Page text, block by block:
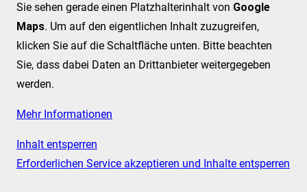
Sie sehen gerade einen Platzhalterinhalt von Google
Maps. Um auf den eigentlichen Inhalt zuzugreifen,
klicken Sie auf die Schaltfläche unten. Bitte beachten
Sie, dass dabei Daten an Drittanbieter weitergegeben
werden.
Mehr Informationen
Inhalt entsperren
Erforderlichen Service akzeptieren und Inhalte entsperren